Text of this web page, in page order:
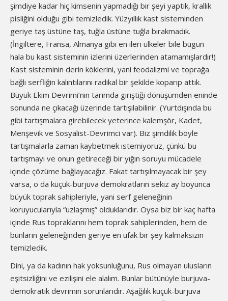
şimdiye kadar hiç kimsenin yapmadığı bir şeyi yaptık, krallık
pisliğini olduğu gibi temizledik. Yüzyıllık kast sisteminden
geriye taş üstüne taş, tuğla üstüne tuğla bırakmadık.
(İngiltere, Fransa, Almanya gibi en ileri ülkeler bile bugün
hala bu kast sisteminin izlerini üzerlerinden atamamışlardır!)
Kast sisteminin derin köklerini, yani feodalizmi ve toprağa
bağlı serfliğin kalıntılarını radikal bir şekilde koparıp attık.
Büyük Ekim Devrimi’nin tarımda giriştiği dönüşümden eninde
sonunda ne çıkacağı üzerinde tartışılabilinir. (Yurtdışında bu
gibi tartışmalara girebilecek yeterince kalemşör, Kadet,
Menşevik ve Sosyalist-Devrimci var). Biz şimdilik böyle
tartışmalarla zaman kaybetmek istemiyoruz, çünkü bu
tartışmayı ve onun getireceği bir yığın soruyu mücadele
içinde çözüme bağlayacağız. Fakat tartışılmayacak bir şey
varsa, o da küçük-burjuva demokratların sekiz ay boyunca
büyük toprak sahipleriyle, yani serf geleneğinin
koruyucularıyla “uzlaşmış” olduklarıdır. Oysa biz bir kaç hafta
içinde Rus topraklarını hem toprak sahiplerinden, hem de
bunların geleneğinden geriye en ufak bir şey kalmaksızın
temizledik.
Dini, ya da kadının hak yoksunluğunu, Rus olmayan ulusların
eşitsizliğini ve ezilişini ele alalım. Bunlar bütünüyle burjuva-
demokratik devrimin sorunlarıdır. Aşağılık küçük-burjuva